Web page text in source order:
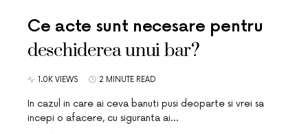
Ce acte sunt necesare pentru
deschiderea unui bar?
1.0K VIEWS 2 MINUTE READ
In cazul in care ai ceva banuti pusi deoparte si vrei sa
incepi o afacere, cu siguranta ai…